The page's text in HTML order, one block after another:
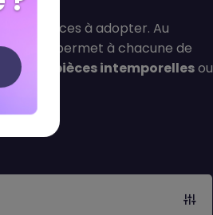
tendances à adopter. Au
Bear
, permet à chacune de
de
pièces intemporellesou